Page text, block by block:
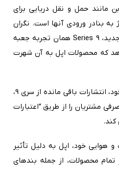
مانند حمل و نقل دریایی برای
به بنادر ورودی آنها است. نگران
نباشید: حتی با بسته بندی جدید، Series 9 همان تجربه جعبه
که محصولات اپل به آن شهرت
اپل برای دستیابی به هدف خود، انتشارات باقی مانده از سری 9،
مشتریان را از طریق “اعتبارات
کند.
هوایی خود، اپل به دلیل تأثیر
محصولات، از جمله بندهای